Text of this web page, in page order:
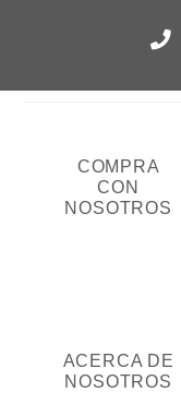
COMPRA
CON
NOSOTROS
ACERCA DE
NOSOTROS